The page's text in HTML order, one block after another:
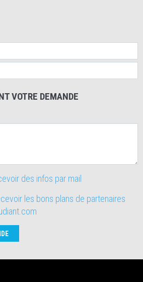
VOTRE DEMANDE
des infos par mail
les bons plans de partenaires